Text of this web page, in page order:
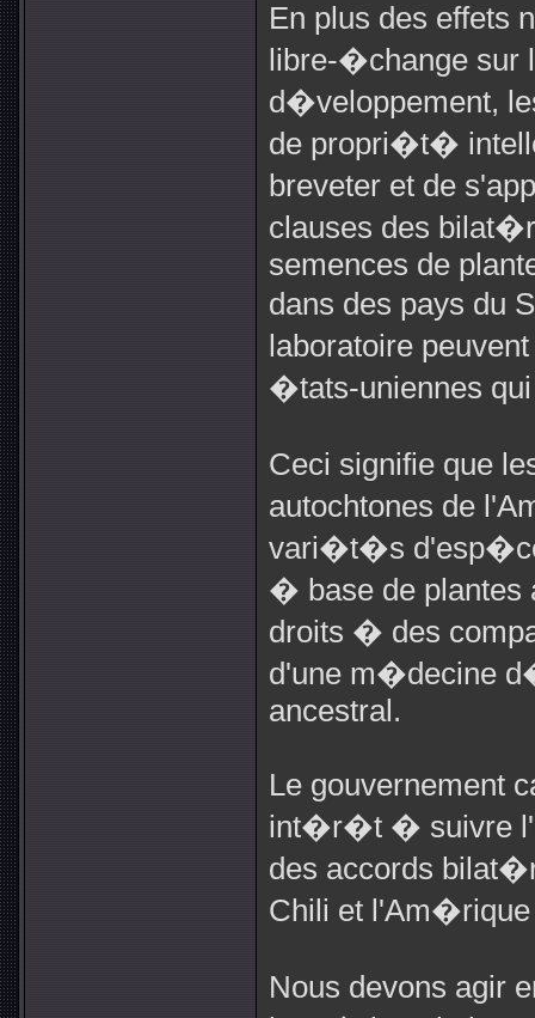
En plus des effets
libre-�change sur
d�veloppement,
de propri�t�
breveter et de
clauses des
semences de
dans des pays du
laboratoire
�tats-uniennes qui
Ceci signifie que
autochtones de
vari�t�s
� base de
droits � des
d'une m�decine
ancestral.
Le gouvernement
int�r�t � suivre
des accords
Chili et l'Am�rique
Nous devons agir